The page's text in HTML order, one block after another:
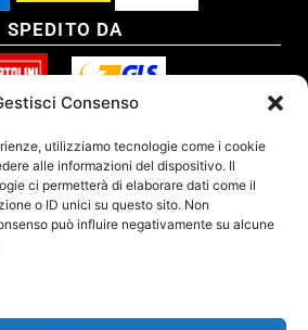
Consenso
utilizziamo tecnologie come i cookie
alle informazioni del dispositivo. Il
ci permetterà di elaborare dati come il
o ID unici su questo sito. Non
può influire negativamente su alcune
SPEDITO DA